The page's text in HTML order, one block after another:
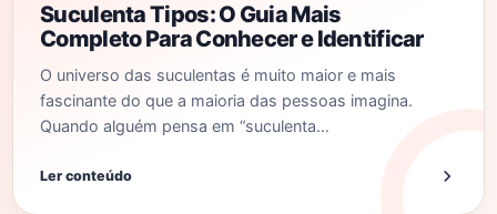
Suculenta Tipos: O Guia Mais
Completo Para Conhecer e Identificar
O universo das suculentas é muito maior e mais
fascinante do que a maioria das pessoas imagina.
Quando alguém pensa em “suculenta…
Ler conteúdo